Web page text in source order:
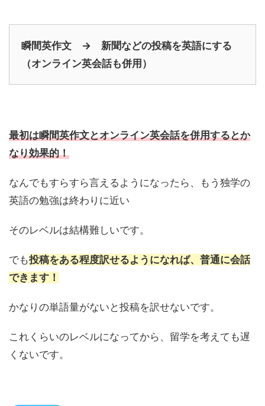
瞬間英作文 → 新聞などの投稿を英語にする
（オンライン英会話も併用）
最初は瞬間英作文とオンライン英会話を併用するとか
なり効果的！
なんでもすらすら言えるようになったら、もう独学の
英語の勉強は終わりに近い
そのレベルは結構難しいです。
でも投稿をある程度訳せるようになれば、普通に会話
できます！
かなりの単語量がないと投稿を訳せないです。
これくらいのレベルになってから、留学を考えても遅
くないです。